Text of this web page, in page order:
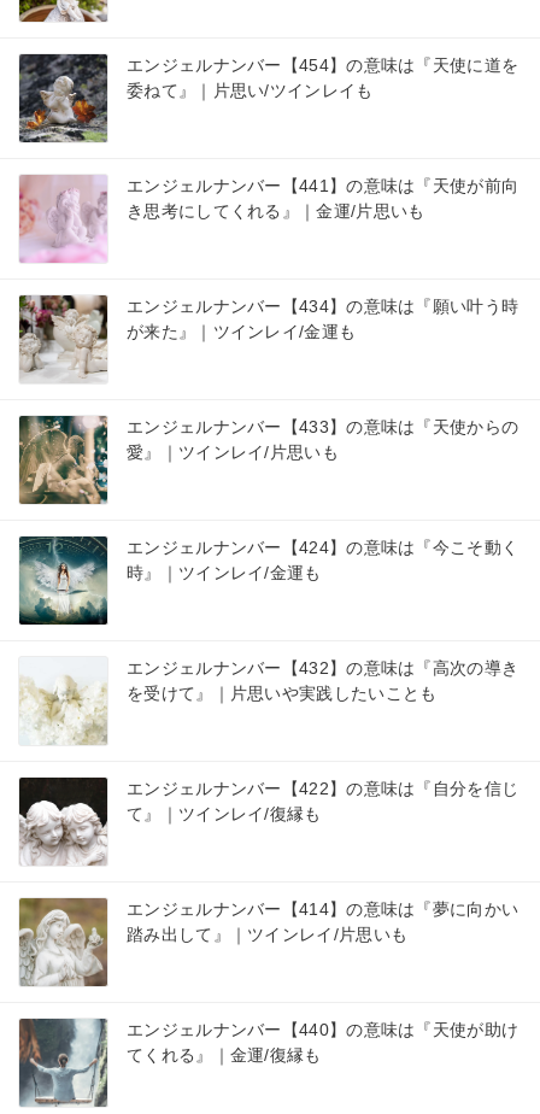
エンジェルナンバー【454】の意味は『天使に道を
委ねて』｜片思い/ツインレイも
エンジェルナンバー【441】の意味は『天使が前向
き思考にしてくれる』｜金運/片思いも
エンジェルナンバー【434】の意味は『願い叶う時
が来た』｜ツインレイ/金運も
エンジェルナンバー【433】の意味は『天使からの
愛』｜ツインレイ/片思いも
エンジェルナンバー【424】の意味は『今こそ動く
時』｜ツインレイ/金運も
エンジェルナンバー【432】の意味は『高次の導き
を受けて』｜片思いや実践したいことも
エンジェルナンバー【422】の意味は『自分を信じ
て』｜ツインレイ/復縁も
エンジェルナンバー【414】の意味は『夢に向かい
踏み出して』｜ツインレイ/片思いも
エンジェルナンバー【440】の意味は『天使が助け
てくれる』｜金運/復縁も